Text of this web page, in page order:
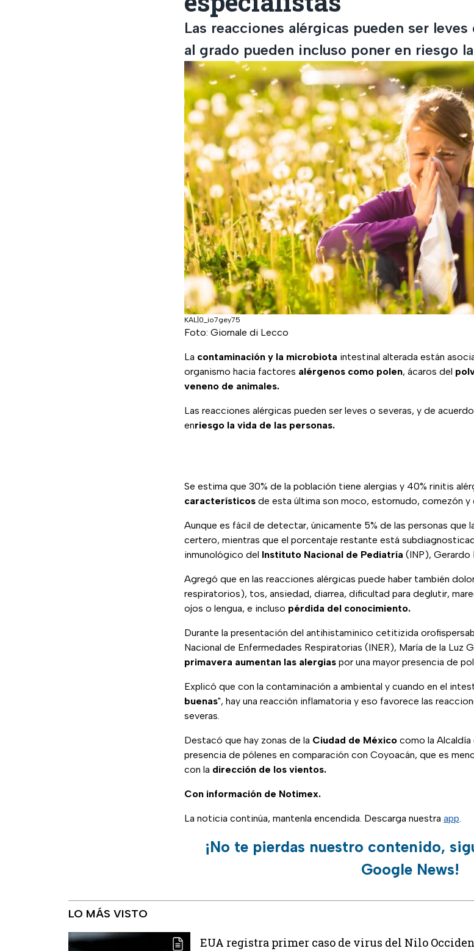
Las reacciones alérgicas pueden ser
al grado pueden incluso poner en riesgo
KAL|0_io7gey75
Foto: Giornale di Lecco
La contaminación y la microbiota intestinal alterada están
organismo hacia factores alérgenos como polen, ácaros del
veneno de animales.
Las reacciones alérgicas pueden ser leves o severas, y de
enriesgo la vida de las personas.
Se estima que 30% de la población tiene alergias y 40% rinitis
característicos de esta última son moco, estornudo, comezón y
Aunque es fácil de detectar, únicamente 5% de las personas que
certero, mientras que el porcentaje restante está
inmunológico del Instituto Nacional de Pediatría (INP), Gerardo
Agregó que en las reacciones alérgicas puede haber también
respiratorios), tos, ansiedad, diarrea, dificultad para deglutir,
ojos o lengua, e incluso pérdida del conocimiento.
Durante la presentación del antihistaminico cetitizida
Nacional de Enfermedades Respiratorias (INER), María de la Luz
primavera aumentan las alergias por una mayor presencia de
Explicó que con la contaminación a ambiental y cuando en el
buenas", hay una reacción inflamatoria y eso favorece las
severas.
Destacó que hay zonas de la Ciudad de México como la Alcaldía
presencia de pólenes en comparación con Coyoacán, que es
con la dirección de los vientos.
Con información de Notimex.
La noticia continúa, mantenla encendida. Descarga nuestra app.
¡No te pierdas nuestro contenido,
Google News!
LO MÁS VISTO
EUA registra primer caso de virus del Nilo